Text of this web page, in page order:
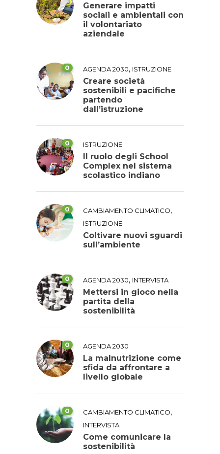
Generare impatti
sociali e ambientali con
il volontariato
aziendale
0 AGENDA 2030, ISTRUZIONE
Creare società
sostenibili e pacifiche
partendo
dall’istruzione
0 ISTRUZIONE
Il ruolo degli School
Complex nel sistema
scolastico indiano
0 CAMBIAMENTO CLIMATICO,
ISTRUZIONE
Coltivare nuovi sguardi
sull’ambiente
0 AGENDA 2030, INTERVISTA
Mettersi in gioco nella
partita della
sostenibilità
0 AGENDA 2030
La malnutrizione come
sfida da affrontare a
livello globale
0 CAMBIAMENTO CLIMATICO,
INTERVISTA
Come comunicare la
sostenibilità